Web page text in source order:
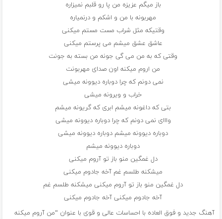
باز میگم عزیزه من پا رو قلبم نمیزاره
مهربونه با من و اشکم و درنمیاره
وقتیکه مثل شراب مست مستم میکنی
عاشق عشق میشم می پرستم میکنی
وقتی که به من می گی جونه من بسته به جونت
من اروم میکنه اون صدای مهربونت
نمی دونم که چرا دوباره دیوونه میشی
خراب و ویرونه میشی
بتی که داغونه میشم ابری که گریونه میشم
وااای نمی دونم که چرا دوباره دیوونه میشی
دوباره دیوونه میشم دوباره دیوونه میشی
دوباره دیوونه میشم
دل غمگین منو باز تو آروم میکنی
میشکنه طلسم غم آخه جادوم میکنی
دل غمگین منو باز تو آروم میکنی میشکنه طلسم غم
آخه جادوم میکنی آخه جادوم میکنی
آهنگ جدید و فوق العاده با احساسات عالی و قوی با عنوان “من آروم میکنه